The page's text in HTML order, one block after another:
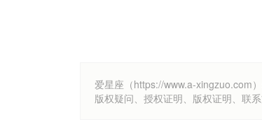
爱星座（https://www.a-xingzuo.com
版权疑问、授权证明、版权证明、联